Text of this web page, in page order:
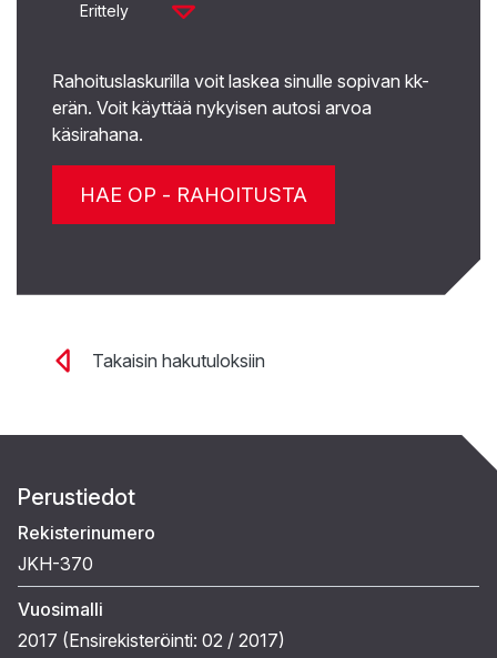
Erittely
Rahoituslaskurilla voit laskea sinulle sopivan kk-
erän. Voit käyttää nykyisen autosi arvoa
käsirahana.
HAE OP - RAHOITUSTA
Takaisin hakutuloksiin
Perustiedot
Rekisterinumero
JKH-370
Vuosimalli
2017 (Ensirekisteröinti: 02 / 2017)